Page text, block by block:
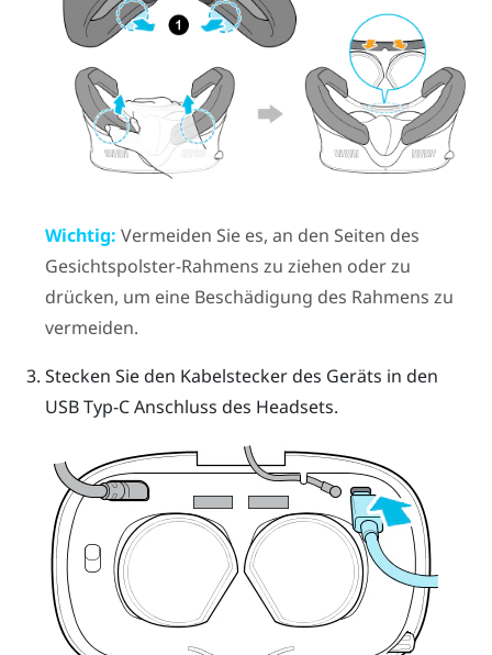
Wichtig: Vermeiden Sie es, an den Seiten des
Gesichtspolster-Rahmens zu ziehen oder zu
drücken, um eine Beschädigung des Rahmens zu
vermeiden.
Stecken Sie den Kabelstecker des Geräts in den
USB Typ-C Anschluss des Headsets.